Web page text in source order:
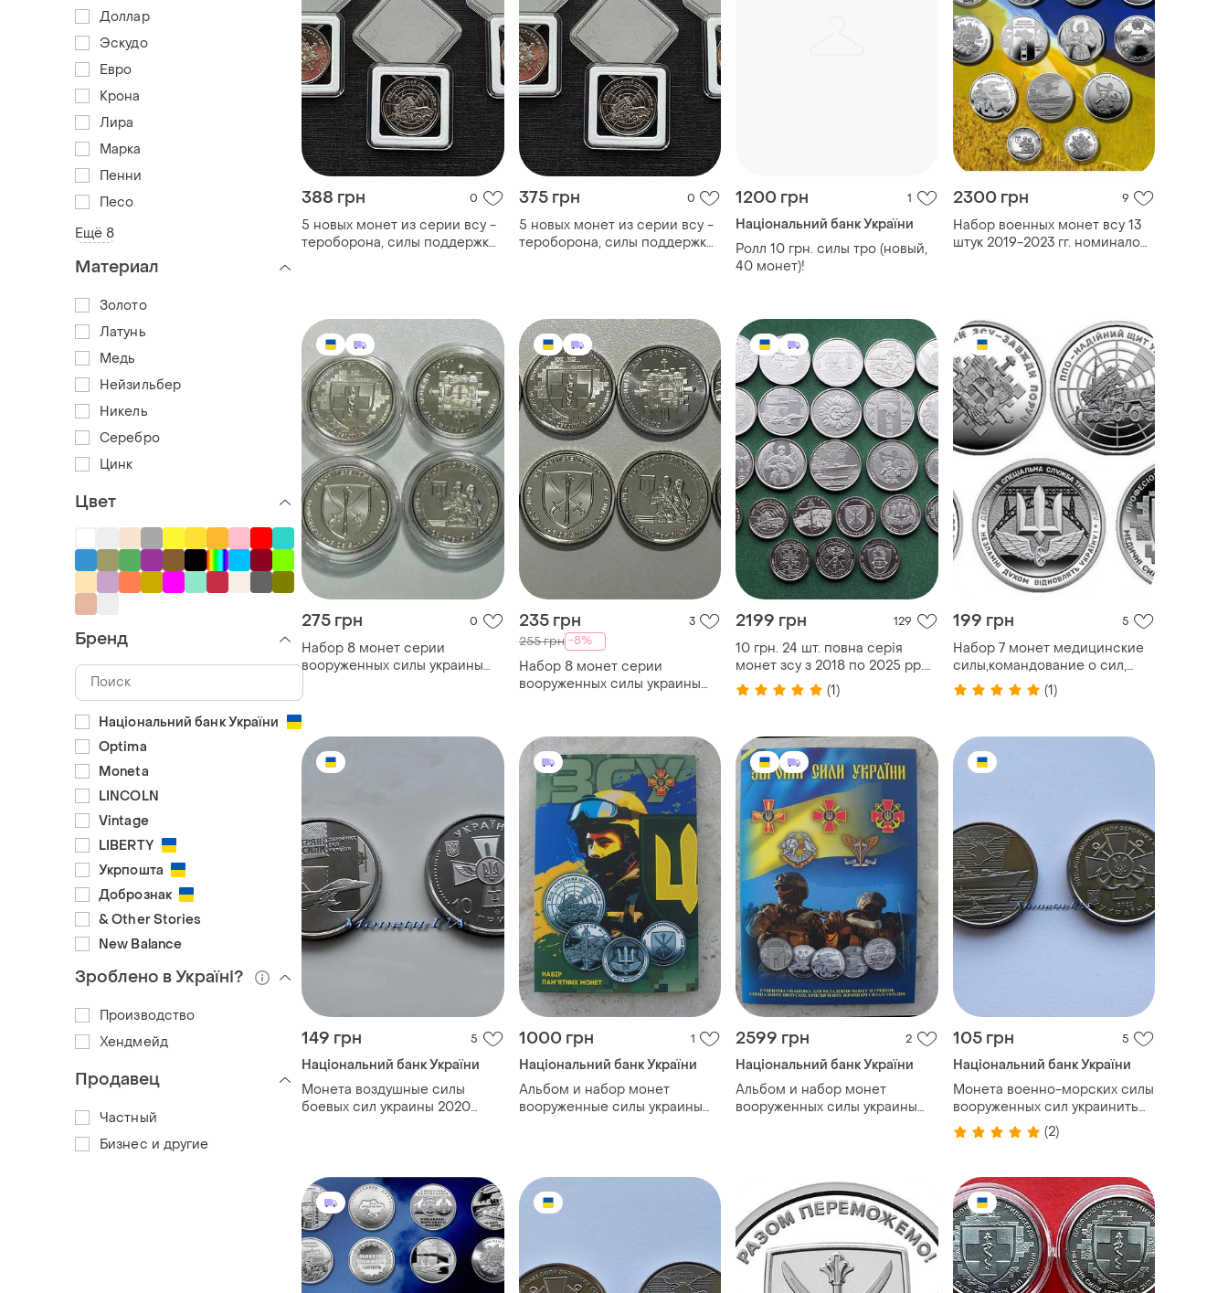
388 грн 0
5 новых монет из серии всу -
тероборона, силы поддержки,
375 грн 0
5 новых монет из серии всу -
тероборона, силы поддержки,
1200 грн 1
Національний банк України
Ролл 10 грн. силы тро (новый,
40 монет)!
2300 грн 9
Набор военных монет всу 13
штук 2019-2023 гг. номиналом
275 грн 0
Набор 8 монет серии
вооруженных силы украины
235 грн 3
255 грн -8%
Набор 8 монет серии
вооруженных силы украины
2199 грн 129
10 грн. 24 шт. повна серія
монет зсу з 2018 по 2025 рр.
кіборги добровольці
створення вмф
(1)
199 грн 5
Набор 7 монет медицинские
силы,командование о сил,
поп- надёжный щит
украины,тро,силы
материнская служба тра
(1)
149 грн 5
Національний банк України
Монета воздушные силы
боевых сил украины 2020
1000 грн 1
Національний банк України
Альбом и набор монет
вооруженные силы украины
2599 грн 2
Національний банк України
Альбом и набор монет
вооруженных силы украины
105 грн 5
Національний банк України
Монета военно-морских силы
вооруженных сил украинить
2022 зсу вмс 10 грн. сплав
цинка флот уса
(2)
Доллар
Эскудо
Евро
Крона
Лира
Марка
Пенни
Песо
Ещё 8
Материал
Золото
Латунь
Медь
Нейзильбер
Никель
Серебро
Цинк
Цвет
Бренд
Національний банк України
Optima
Moneta
LINCOLN
Vintage
LIBERTY
Укрпошта
Добрознак
& Other Stories
New Balance
Зроблено в Україні?
Производство
Хендмейд
Продавец
Частный
Бизнес и другие